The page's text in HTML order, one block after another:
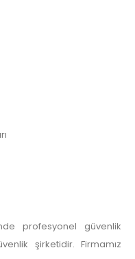
profesyonel güvenlik
şirketidir. Firmamız